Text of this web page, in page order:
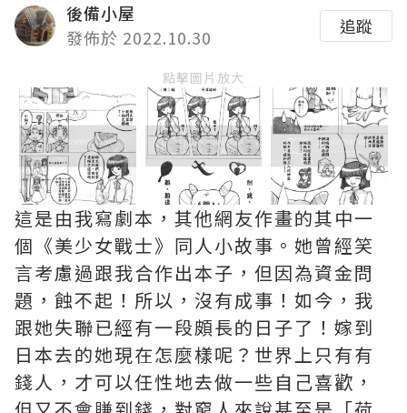
後備小屋
發佈於 2022.10.30
追蹤
點擊圖片放大
這是由我寫劇本，其他網友作畫的其中一
個《美少女戰士》同人小故事。她曾經笑
言考慮過跟我合作出本子，但因為資金問
題，蝕不起！所以，沒有成事！如今，我
跟她失聯已經有一段頗長的日子了！嫁到
日本去的她現在怎麼樣呢？世界上只有有
錢人，才可以任性地去做一些自己喜歡，